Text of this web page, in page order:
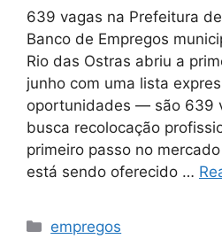
639 vagas na Prefeitura
Banco de Empregos
Rio das Ostras abriu a
junho com uma lista
oportunidades — são 639
busca recolocação
primeiro passo no
está sendo oferecido …
Categories
empregos